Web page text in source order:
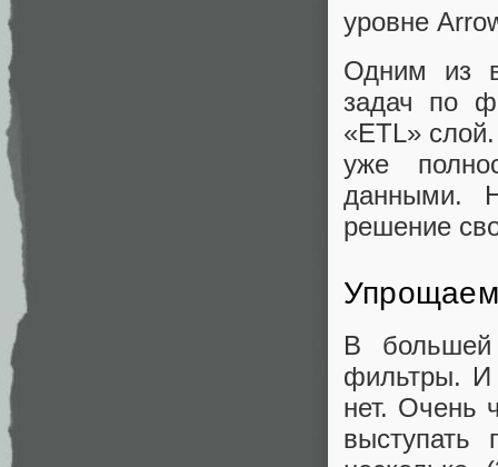
уровне
Одним из
задач по
«ETL»
уже
данными.
решение
В
фильтры. И
нет. Очень